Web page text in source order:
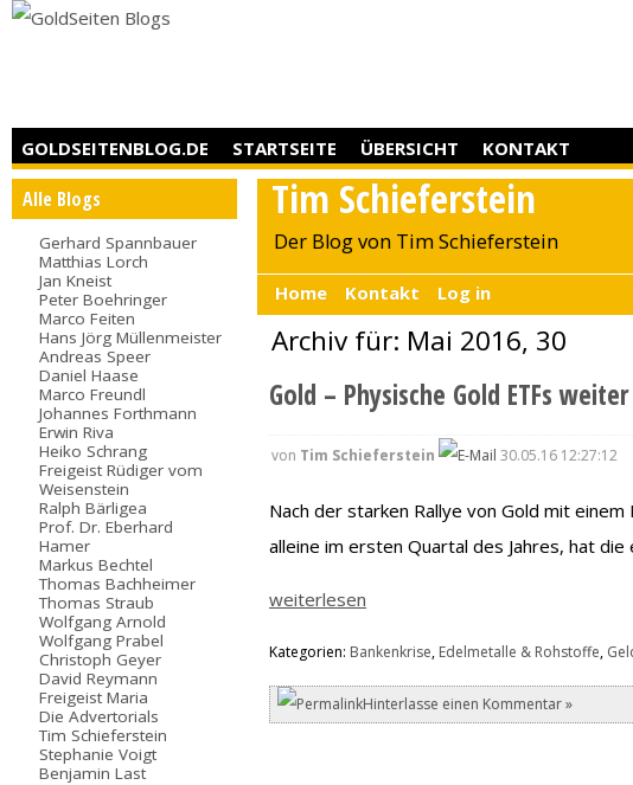
GOLDSEITENBLOG.DE STARTSEITE ÜBERSICHT KONTAKT
Alle Blogs
Gerhard Spannbauer
Matthias Lorch
Jan Kneist
Peter Boehringer
Marco Feiten
Hans Jörg Müllenmeister
Andreas Speer
Daniel Haase
Marco Freundl
Johannes Forthmann
Erwin Riva
Heiko Schrang
Freigeist Rüdiger vom
Weisenstein
Ralph Bärligea
Prof. Dr. Eberhard
Hamer
Markus Bechtel
Thomas Bachheimer
Thomas Straub
Wolfgang Arnold
Wolfgang Prabel
Christoph Geyer
David Reymann
Freigeist Maria
Die Advertorials
Tim Schieferstein
Stephanie Voigt
Benjamin Last
Tim Schieferstein
Der Blog von Tim Schieferstein
Home Kontakt Log in
Archiv für: Mai 2016, 30
Gold – Physische Gold ETFs
von Tim Schieferstein 30.05.16 12:27:12
Nach der starken Rallye von Gold mit
alleine im ersten Quartal des Jahres, hat
weiterlesen
Kategorien: Bankenkrise, Edelmetalle & Rohstoffe,
Hinterlasse einen Kommentar »